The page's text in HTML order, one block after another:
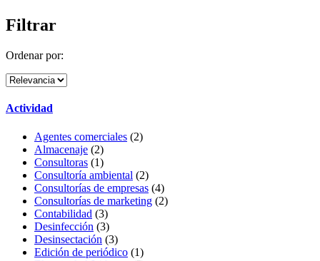
Filtrar
Ordenar por:
Actividad
Agentes comerciales (2)
Almacenaje (2)
Consultoras (1)
Consultoría ambiental (2)
Consultorías de empresas (4)
Consultorías de marketing (2)
Contabilidad (3)
Desinfección (3)
Desinsectación (3)
Edición de periódico (1)